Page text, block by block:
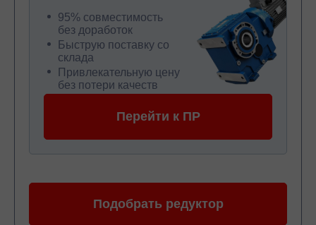
95% совместимость
без доработок
Быструю поставку со
склада
Привлекательную цену
без потери качеств
Перейти к ПР
Подобрать редуктор